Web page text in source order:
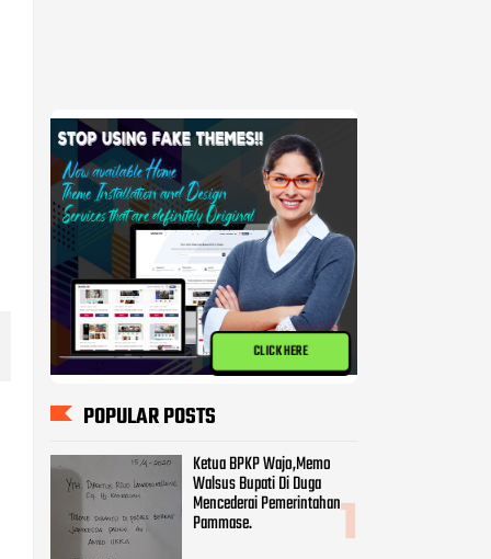
CLICK HERE
POPULAR POSTS
Ketua BPKP Wajo,Memo
Walsus Bupati Di Duga
Mencederai Pemerintahan
Pammase.